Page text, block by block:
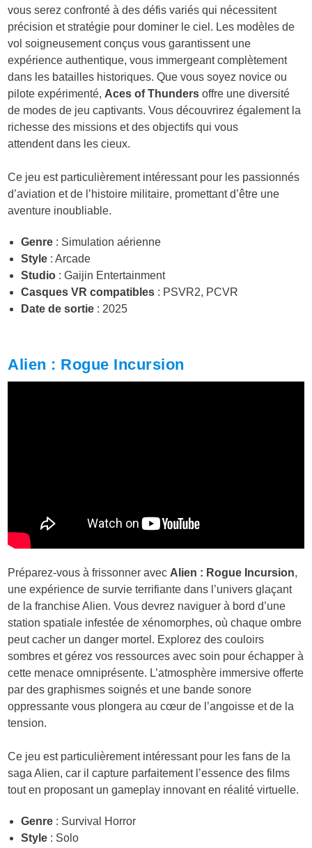
vous serez confronté à des défis variés qui nécessitent
précision et stratégie pour dominer le ciel. Les modèles de
vol soigneusement conçus vous garantissent une
expérience authentique, vous immergeant complètement
dans les batailles historiques. Que vous soyez novice ou
pilote expérimenté, Aces of Thunders offre une diversité
de modes de jeu captivants. Vous découvrirez également la
richesse des missions et des objectifs qui vous
attendent dans les cieux.
Ce jeu est particulièrement intéressant pour les passionnés
d’aviation et de l’histoire militaire, promettant d’être une
aventure inoubliable.
Genre : Simulation aérienne
Style : Arcade
Studio : Gaijin Entertainment
Casques VR compatibles : PSVR2, PCVR
Date de sortie : 2025
Alien : Rogue Incursion
Préparez-vous à frissonner avec Alien : Rogue Incursion,
une expérience de survie terrifiante dans l’univers glaçant
de la franchise Alien. Vous devrez naviguer à bord d’une
station spatiale infestée de xénomorphes, où chaque ombre
peut cacher un danger mortel. Explorez des couloirs
sombres et gérez vos ressources avec soin pour échapper à
cette menace omniprésente. L’atmosphère immersive offerte
par des graphismes soignés et une bande sonore
oppressante vous plongera au cœur de l’angoisse et de la
tension.
Ce jeu est particulièrement intéressant pour les fans de la
saga Alien, car il capture parfaitement l’essence des films
tout en proposant un gameplay innovant en réalité virtuelle.
Genre : Survival Horror
Style : Solo